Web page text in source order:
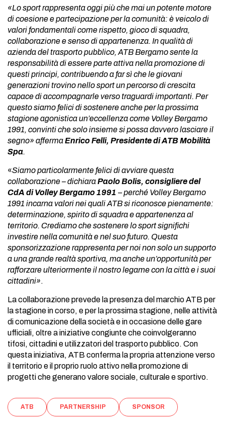
«Lo sport rappresenta oggi più che mai unpotente motore
di coesione e partecipazione per la comunità: è veicolo di
valori fondamentali come rispetto, gioco di squadra,
collaborazione e senso di appartenenza. In qualità di
azienda del trasporto pubblico, ATB Bergamo sente la
responsabilità di essere parte attiva nella promozione di
questi principi, contribuendo a far sì che le giovani
generazioni trovino nello sport un percorso di crescita
capace di accompagnarle verso traguardi importanti. Per
questo siamo felici di sostenere anche per la prossima
stagione agonistica un’eccellenza come Volley Bergamo
1991, convinti che solo insieme si possa davvero lasciare il
segno» affermaEnrico Felli, Presidente di ATB Mobilità
Spa.
«Siamo particolarmente felici di avviare questa
collaborazione – dichiaraPaolo Bolis, consigliere del
CdA di Volley Bergamo 1991 –perché Volley Bergamo
1991 incarna valori nei quali ATB si riconosce pienamente:
determinazione, spirito di squadra e appartenenza al
territorio. Crediamo che sostenere lo sport significhi
investire nella comunità e nel suo futuro. Questa
sponsorizzazione rappresenta per noi non solo un supporto
a una grande realtà sportiva, ma anche un’opportunità per
rafforzare ulteriormente il nostro legame con la città e i suoi
cittadini».
La collaborazione prevede la presenza del marchio ATB per
la stagione in corso, e per la prossima stagione, nelle attività
di comunicazione della società e in occasione delle gare
ufficiali, oltre a iniziative congiunte che coinvolgeranno
tifosi, cittadini e utilizzatori del trasporto pubblico. Con
questa iniziativa, ATB conferma la propria attenzione verso
il territorio e il proprio ruolo attivo nella promozione di
progetti che generano valore sociale, culturale e sportivo.
ATB PARTNERSHIP SPONSOR